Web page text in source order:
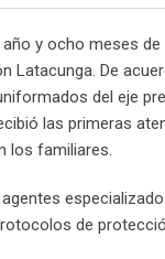
año y ocho meses
Latacunga. De
del eje
las primeras
los familiares.
de